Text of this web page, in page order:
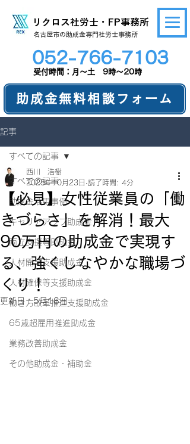
助成金無料相談フォーム
052-766-7103
​受付時間：月～土 9時～20時
リクロス社労士・FP事務所
​名古屋市の助成金専門社労士事務所
記事
すべての記事
助成金活用事例
キャリアアップ助成金
両立支援等助成金
人材開発支援助成金
人材確保等支援助成金
働き方改革推進支援助成金
65歳超雇用推進助成金
業務改善助成金
その他助成金・補助金
すべての記事
【必見】女性従業員の「働
きづらさ」を解消！最大
90万円の助成金で実現す
る、強くしなやかな職場づ
くり！
西川 浩樹
2025年10月23日 読了時間: 4分
更新日：5月18日